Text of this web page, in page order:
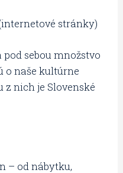
stránky)
sebou množstvo
o naše kultúrne
z nich je Slovenské
– od nábytku,